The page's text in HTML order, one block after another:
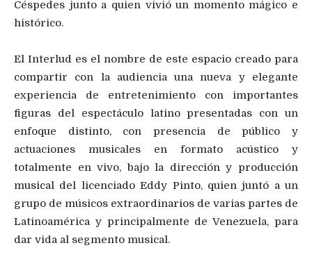
Céspedes junto a quien vivió un momento mágico e
histórico.
El Interlud es el nombre de este espacio creado para
compartir con la audiencia una nueva y elegante
experiencia de entretenimiento con importantes
figuras del espectáculo latino presentadas con un
enfoque distinto, con presencia de público y
actuaciones musicales en formato acústico y
totalmente en vivo, bajo la dirección y producción
musical del licenciado Eddy Pinto, quien juntó a un
grupo de músicos extraordinarios de varias partes de
Latinoamérica y principalmente de Venezuela, para
dar vida al segmento musical.